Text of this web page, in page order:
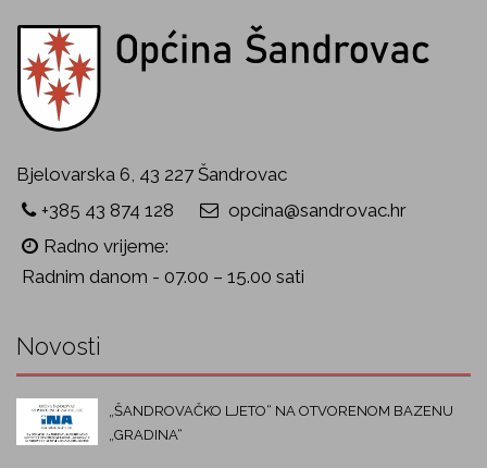
Bjelovarska 6, 43 227 Šandrovac
+385 43 874 128
opcina@sandrovac.hr
Radno vrijeme:
Radnim danom - 07.00 – 15.00 sati
Novosti
„ŠANDROVAČKO LJETO“ NA OTVORENOM BAZENU
„GRADINA“